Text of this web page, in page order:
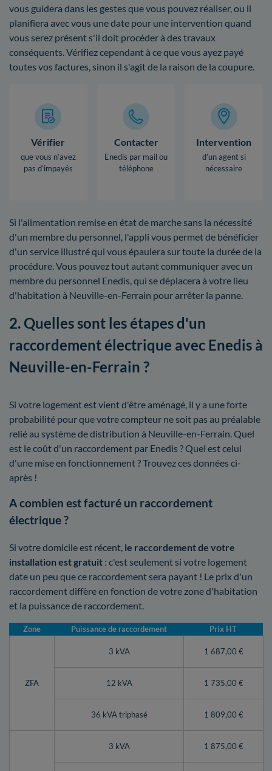
vous guidera dans les gestes que vous pouvez réaliser, ou il
planifiera avec vous une date pour une intervention quand
vous serez présent s'il doit procéder à des travaux
conséquents. Vérifiez cependant à ce que vous ayez payé
toutes vos factures, sinon il s'agit de la raison de la coupure.
Vérifier
que vous n’avez
pas d’impayés
Contacter
Enedis par mail ou
téléphone
Intervention
d’un agent si
nécessaire
Si l'alimentation remise en état de marche sans la nécessité
d'un membre du personnel, l'appli vous permet de bénéficier
d'un service illustré qui vous épaulera sur toute la durée de la
procédure. Vous pouvez tout autant communiquer avec un
membre du personnel Enedis, qui se déplacera à votre lieu
d'habitation à Neuville-en-Ferrain pour arrêter la panne.
2. Quelles sont les étapes d'un
raccordement électrique avec Enedis à
Neuville-en-Ferrain ?
Si votre logement est vient d'être aménagé, il y a une forte
probabilité pour que votre compteur ne soit pas au préalable
relié au système de distribution à Neuville-en-Ferrain. Quel
est le coût d'un raccordement par Enedis ? Quel est celui
d'une mise en fonctionnement ? Trouvez ces données ci-
après !
A combien est facturé un raccordement
électrique ?
Si votre domicile est récent, le raccordement de votre
installation est gratuit : c'est seulement si votre logement
date un peu que ce raccordement sera payant ! Le prix d'un
raccordement diffère en fonction de votre zone d'habitation
et la puissance de raccordement.
Zone Puissance de raccordement Prix HT
ZFA
3 kVA 1 687,00 €
12 kVA 1 735,00 €
36 kVA triphasé 1 809,00 €
3 kVA 1 875,00 €